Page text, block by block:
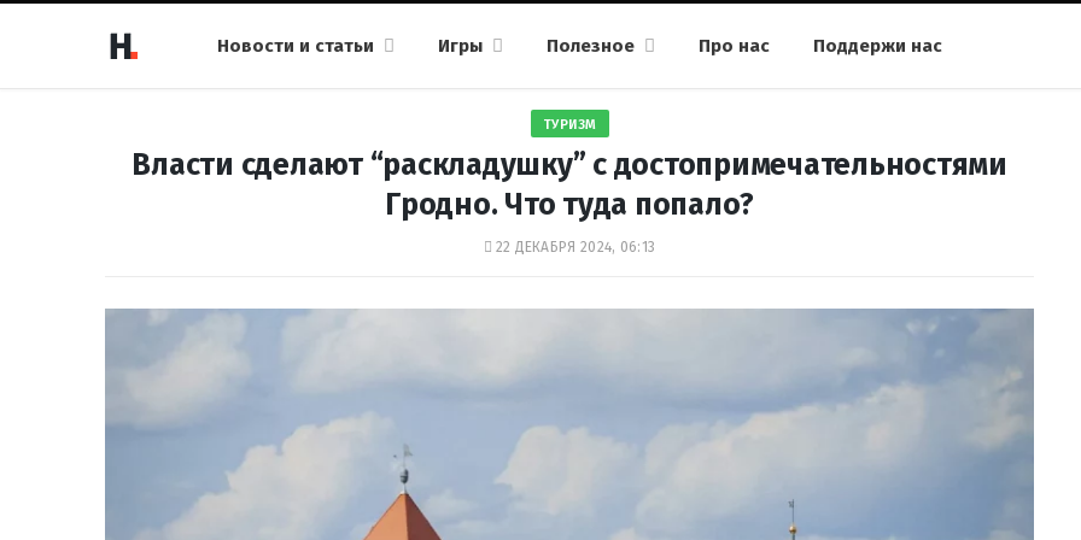
Новости и статьи Игры Полезное Про нас Поддержи нас
ТУРИЗМ
Власти сделают “раскладушку” с достопримечательностями
Гродно. Что туда попало?
22 ДЕКАБРЯ 2024, 06:13